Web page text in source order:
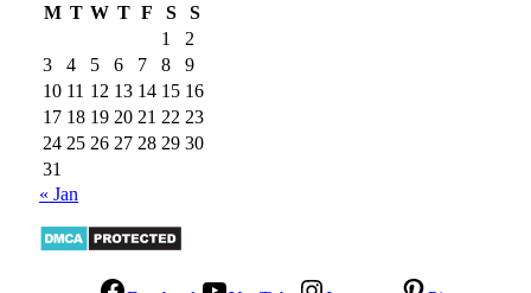
M T W T F S
S
1
2
3
4 5 6 7 8
9
10 11 12 13 14 15 16
17 18 19 20 21 22 23
24 25 26 27 28 29 30
31
« Jan